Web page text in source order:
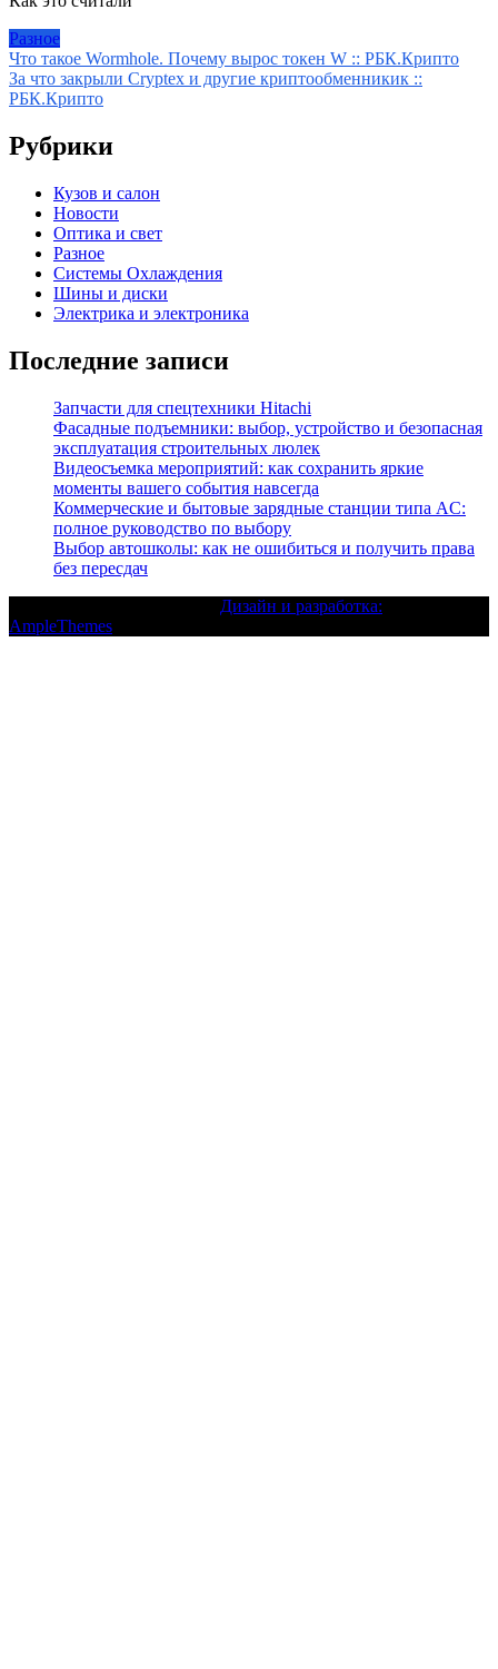
Разное
Навигация
по
Что такое Wormhole. Почему вырос токен W :: РБК.Крипто
За что закрыли Cryptex и другие криптообменникик ::
РБК.Крипто
Рубрики
Кузов и салон
Новости
Оптика и свет
Разное
Системы Охлаждения
Шины и диски
Электрика и электроника
Последние записи
Запчасти для спецтехники Hitachi
Фасадные подъемники: выбор, устройство и безопасная
эксплуатация строительных люлек
Видеосъемка мероприятий: как сохранить яркие
моменты вашего события навсегда
Коммерческие и бытовые зарядные станции типа AC:
полное руководство по выбору
Выбор автошколы: как не ошибиться и получить права
без пересдач
Дизайн и разработка:
AmpleThemes